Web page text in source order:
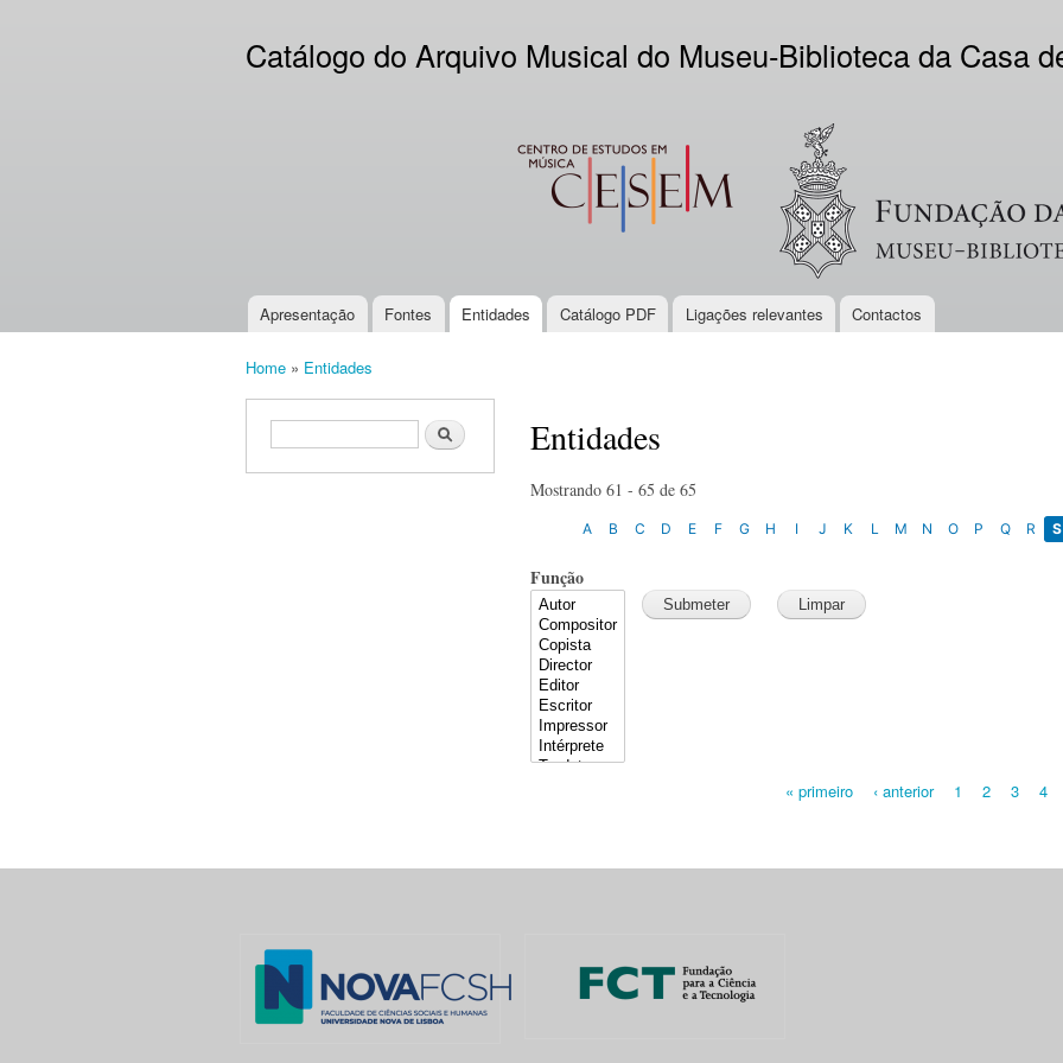
content
Catálogo do Arquivo Musical do Museu-Biblioteca da Casa
CESEM Logo VV
Main menu
Apresentação Fontes Entidades Catálogo PDF Ligações relevantes Contactos
Home » Entidades
Search form Search Entidades
Mostrando 61 - 65 de 65
A B C D E F G H I J K L M N O P Q R S
Função
« primeiro ‹ anterior 1 2 3 4